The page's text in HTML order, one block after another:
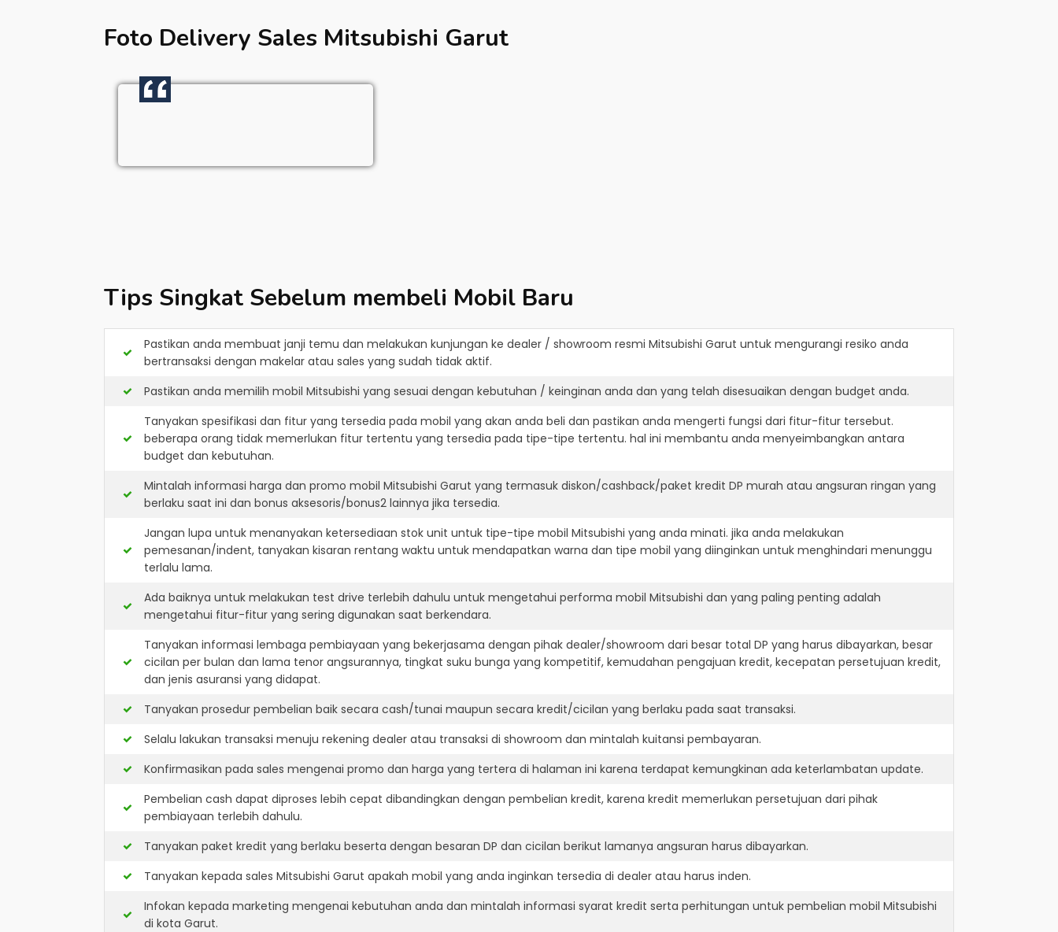
Foto Delivery Sales Mitsubishi Garut
Tips Singkat Sebelum membeli Mobil Baru
Pastikan anda membuat janji temu dan melakukan kunjungan ke dealer / showroom resmi Mitsubishi Garut untuk mengurangi resiko anda
bertransaksi dengan makelar atau sales yang sudah tidak aktif.
Pastikan anda memilih mobil Mitsubishi yang sesuai dengan kebutuhan / keinginan anda dan yang telah disesuaikan dengan budget anda.
Tanyakan spesifikasi dan fitur yang tersedia pada mobil yang akan anda beli dan pastikan anda mengerti fungsi dari fitur-fitur tersebut.
beberapa orang tidak memerlukan fitur tertentu yang tersedia pada tipe-tipe tertentu. hal ini membantu anda menyeimbangkan antara
budget dan kebutuhan.
Mintalah informasi harga dan promo mobil Mitsubishi Garut yang termasuk diskon/cashback/paket kredit DP murah atau angsuran ringan yang
berlaku saat ini dan bonus aksesoris/bonus2 lainnya jika tersedia.
Jangan lupa untuk menanyakan ketersediaan stok unit untuk tipe-tipe mobil Mitsubishi yang anda minati. jika anda melakukan
pemesanan/indent, tanyakan kisaran rentang waktu untuk mendapatkan warna dan tipe mobil yang diinginkan untuk menghindari menunggu
terlalu lama.
Ada baiknya untuk melakukan test drive terlebih dahulu untuk mengetahui performa mobil Mitsubishi dan yang paling penting adalah
mengetahui fitur-fitur yang sering digunakan saat berkendara.
Tanyakan informasi lembaga pembiayaan yang bekerjasama dengan pihak dealer/showroom dari besar total DP yang harus dibayarkan, besar
cicilan per bulan dan lama tenor angsurannya, tingkat suku bunga yang kompetitif, kemudahan pengajuan kredit, kecepatan persetujuan kredit,
dan jenis asuransi yang didapat.
Tanyakan prosedur pembelian baik secara cash/tunai maupun secara kredit/cicilan yang berlaku pada saat transaksi.
Selalu lakukan transaksi menuju rekening dealer atau transaksi di showroom dan mintalah kuitansi pembayaran.
Konfirmasikan pada sales mengenai promo dan harga yang tertera di halaman ini karena terdapat kemungkinan ada keterlambatan update.
Pembelian cash dapat diproses lebih cepat dibandingkan dengan pembelian kredit, karena kredit memerlukan persetujuan dari pihak
pembiayaan terlebih dahulu.
Tanyakan paket kredit yang berlaku beserta dengan besaran DP dan cicilan berikut lamanya angsuran harus dibayarkan.
Tanyakan kepada sales Mitsubishi Garut apakah mobil yang anda inginkan tersedia di dealer atau harus inden.
Infokan kepada marketing mengenai kebutuhan anda dan mintalah informasi syarat kredit serta perhitungan untuk pembelian mobil Mitsubishi
di kota Garut.